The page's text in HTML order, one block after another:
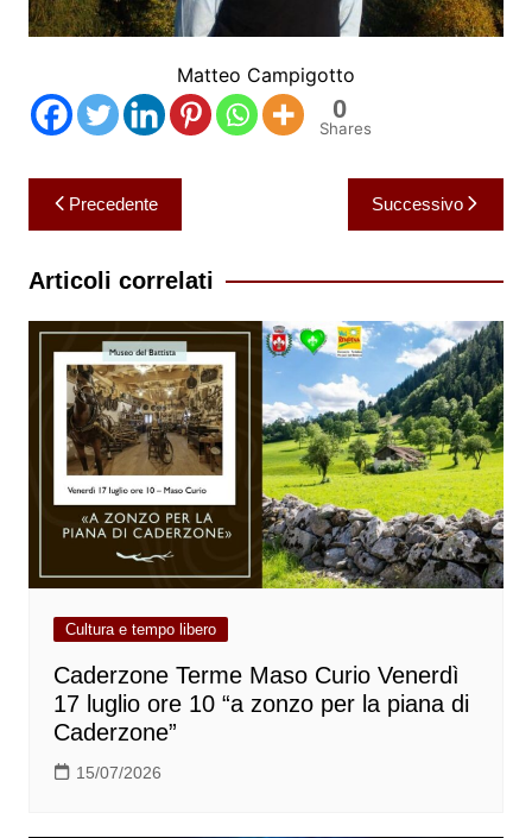
Matteo Campigotto
0
Shares
Navigazione
articoli
Precedente Successivo
Articoli correlati
Cultura e tempo libero
Caderzone Terme Maso Curio Venerdì
17 luglio ore 10 “a zonzo per la piana di
Caderzone”
15/07/2026